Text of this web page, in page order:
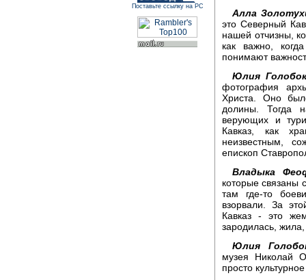
Поставьте ссылку на РС
Алла
это Северный
нашей отчизны,
как важно,
понимают
Юлия
фотография
Христа. Оно
долины. Тогда
верующих и
Кавказ, как
неизвестным,
епископ
Владыка
которые
там где-то
взорвали. За
Кавказ - это
зародилась, жила,
Юлия
музея Николай
просто